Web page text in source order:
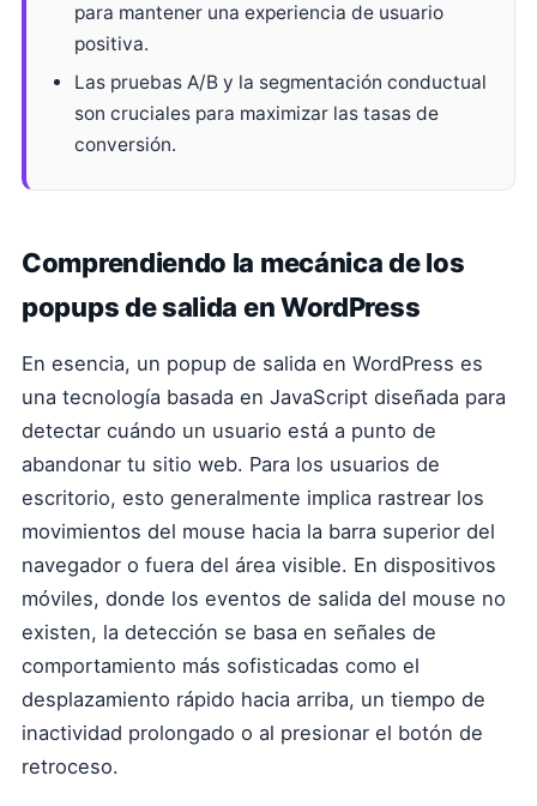
para mantener una experiencia de usuario
positiva.
Las pruebas A/B y la segmentación conductual
son cruciales para maximizar las tasas de
conversión.
Comprendiendo la mecánica de los
popups de salida en WordPress
En esencia, un popup de salida en WordPress es
una tecnología basada en JavaScript diseñada para
detectar cuándo un usuario está a punto de
abandonar tu sitio web. Para los usuarios de
escritorio, esto generalmente implica rastrear los
movimientos del mouse hacia la barra superior del
navegador o fuera del área visible. En dispositivos
móviles, donde los eventos de salida del mouse no
existen, la detección se basa en señales de
comportamiento más sofisticadas como el
desplazamiento rápido hacia arriba, un tiempo de
inactividad prolongado o al presionar el botón de
retroceso.